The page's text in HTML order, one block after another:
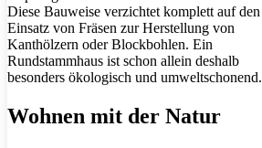
Diese Bauweise verzichtet komplett auf den
Einsatz von Fräsen zur Herstellung von
Kanthölzern oder Blockbohlen. Ein
Rundstammhaus ist schon allein deshalb
besonders ökologisch und umweltschonend.
Wohnen mit der Natur